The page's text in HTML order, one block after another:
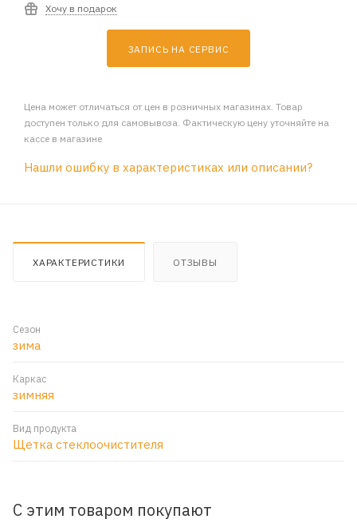
Хочу в подарок
ЗАПИСЬ НА СЕРВИС
Цена может отличаться от цен в розничных магазинах. Товар
доступен только для самовывоза. Фактическую цену уточняйте на
кассе в магазине
Нашли ошибку в характеристиках или описании?
ХАРАКТЕРИСТИКИ ОТЗЫВЫ
Сезон
зима
Каркас
зимняя
Вид продукта
Щетка стеклоочистителя
С этим товаром покупают